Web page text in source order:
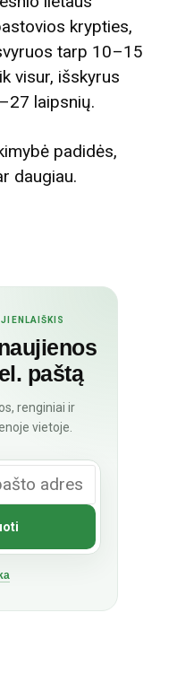
krypties,
tarp 10–15
visur, išskyrus
laipsnių.
padidės,
daugiau.
paštą
renginiai ir
vietoje.